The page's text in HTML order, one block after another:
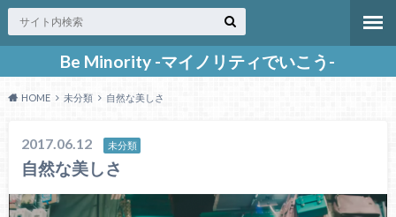
Be Minority -マイノリティでいこう-
HOME 未分類 自然な美しさ
2017.06.12 未分類
自然な美しさ